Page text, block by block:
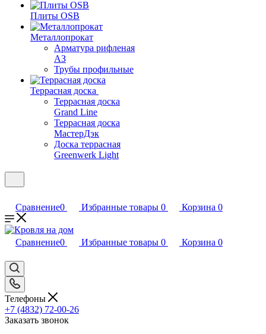
Плиты OSB
Металлопрокат
Арматура рифленая
АЗ
Трубы профильные
Террасная доска
Террасная доска
Grand Line
Террасная доска
МастерДэк
Доска террасная
Greenwerk Light
Сравнение0 Избранные товары 0 Корзина 0
Сравнение0 Избранные товары 0 Корзина 0
Телефоны
+7 (4832) 72-00-26
Заказать звонок